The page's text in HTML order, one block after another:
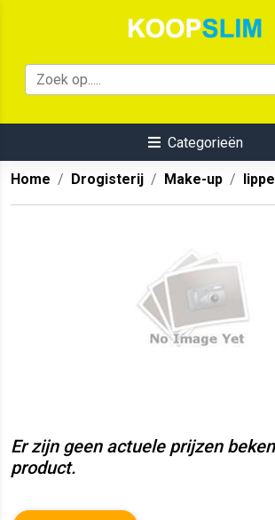
Categorieën
Home Drogisterij Make-up
Er zijn geen actuele prijzen
product.